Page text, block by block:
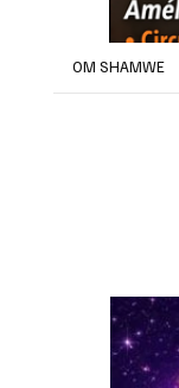
OM SHAMWE